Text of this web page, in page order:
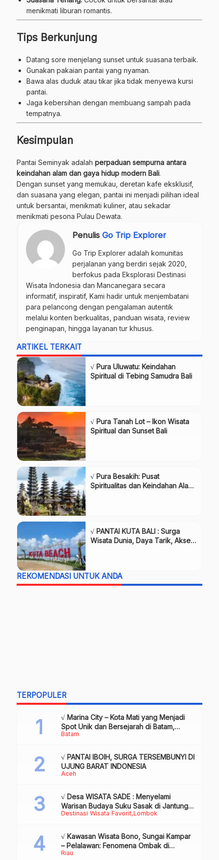
menikmati liburan romantis.
Tips Berkunjung
Datang sore menjelang sunset untuk suasana terbaik.
Gunakan pakaian pantai yang nyaman.
Bawa alas duduk atau tikar jika tidak menyewa kursi
pantai.
Jaga kebersihan dengan membuang sampah pada
tempatnya.
Kesimpulan
Pantai Seminyak adalah perpaduan sempurna antara
keindahan alam dan gaya hidup modern Bali.
Dengan sunset yang memukau, deretan kafe eksklusif,
dan suasana yang elegan, pantai ini menjadi pilihan ideal
untuk bersantai, menikmati kuliner, atau sekadar
menikmati pesona Pulau Dewata.
Penulis Go Trip Explorer
Go Trip Explorer adalah komunitas
perjalanan yang berdiri sejak 2020,
berfokus pada Eksplorasi Destinasi
Wisata Indonesia dan Mancanegara secara
informatif, inspiratif, Kami hadir untuk menjembatani
para pelancong dengan pengalaman autentik
melalui konten berkualitas, panduan wisata, review
penginapan, hingga layanan tur khusus.
ARTIKEL TERKAIT
√ Pura Uluwatu: Keindahan
Spiritual di Tebing Samudra Bali
√ Pura Tanah Lot – Ikon Wisata
Spiritual dan Sunset Bali
√ Pura Besakih: Pusat
Spiritualitas dan Keindahan Alam
√ PANTAI KUTA BALI : Surga
Wisata Dunia, Daya Tarik, Akses,
REKOMENDASI UNTUK ANDA
TERPOPULER
Batam
√ Marina City – Kota Mati yang Menjadi
Spot Unik dan Bersejarah di Batam,
Review & Info
Aceh
√ PANTAI IBOIH, SURGA TERSEMBUNYI DI
UJUNG BARAT INDONESIA
Destinasi Wisata Favorit Lombok
√ Desa WISATA SADE : Menyelami
Warisan Budaya Suku Sasak di Jantung
Lombok
Riau
√ Kawasan Wisata Bono, Sungai Kampar
– Pelalawan: Fenomena Ombak di
Tengah Sungai yang Mendunia, Review